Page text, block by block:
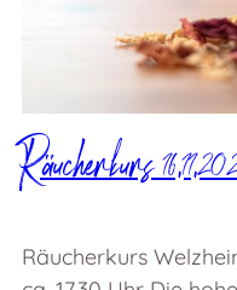
Räucherkurs
Räucherkurs